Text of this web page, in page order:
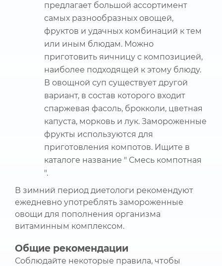
предлагает большой ассортимент
самых разнообразных овощей,
фруктов и удачных комбинаций к тем
или иным блюдам. Можно
приготовить яичницу с композицией,
наиболее подходящей к этому блюду.
В овощной суп существует другой
вариант, в состав которого входит
спаржевая фасоль, брокколи, цветная
капуста, морковь и лук. Замороженные
фрукты используются для
приготовления компотов. Ищите в
каталоге название " Смесь компотная
".
В зимний период диетологи рекомендуют
ежедневно употреблять замороженные
овощи для пополнения организма
витаминным комплексом.
Общие рекомендации
Соблюдайте некоторые правила, чтобы